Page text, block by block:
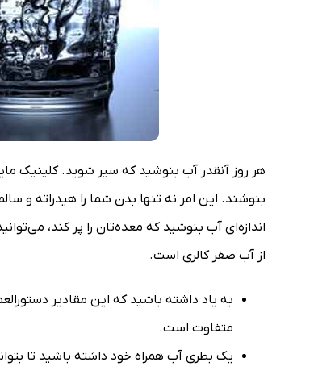
بنوشند. این امر نه تنها بدن شما را هیدراته و
اندازه‌ای آب بنوشید که معده‌تان را پر کند،
از آب صفر کالری است.
به یاد داشته باشید که این مقادیر
متفاوت است.
یک بطری آب همراه خود داشته باشید تا